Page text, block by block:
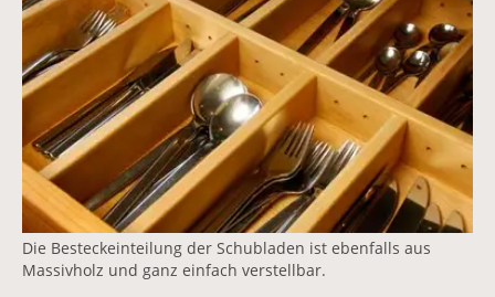
Die Besteckeinteilung der Schubladen ist ebenfalls aus
Massivholz und ganz einfach verstellbar.